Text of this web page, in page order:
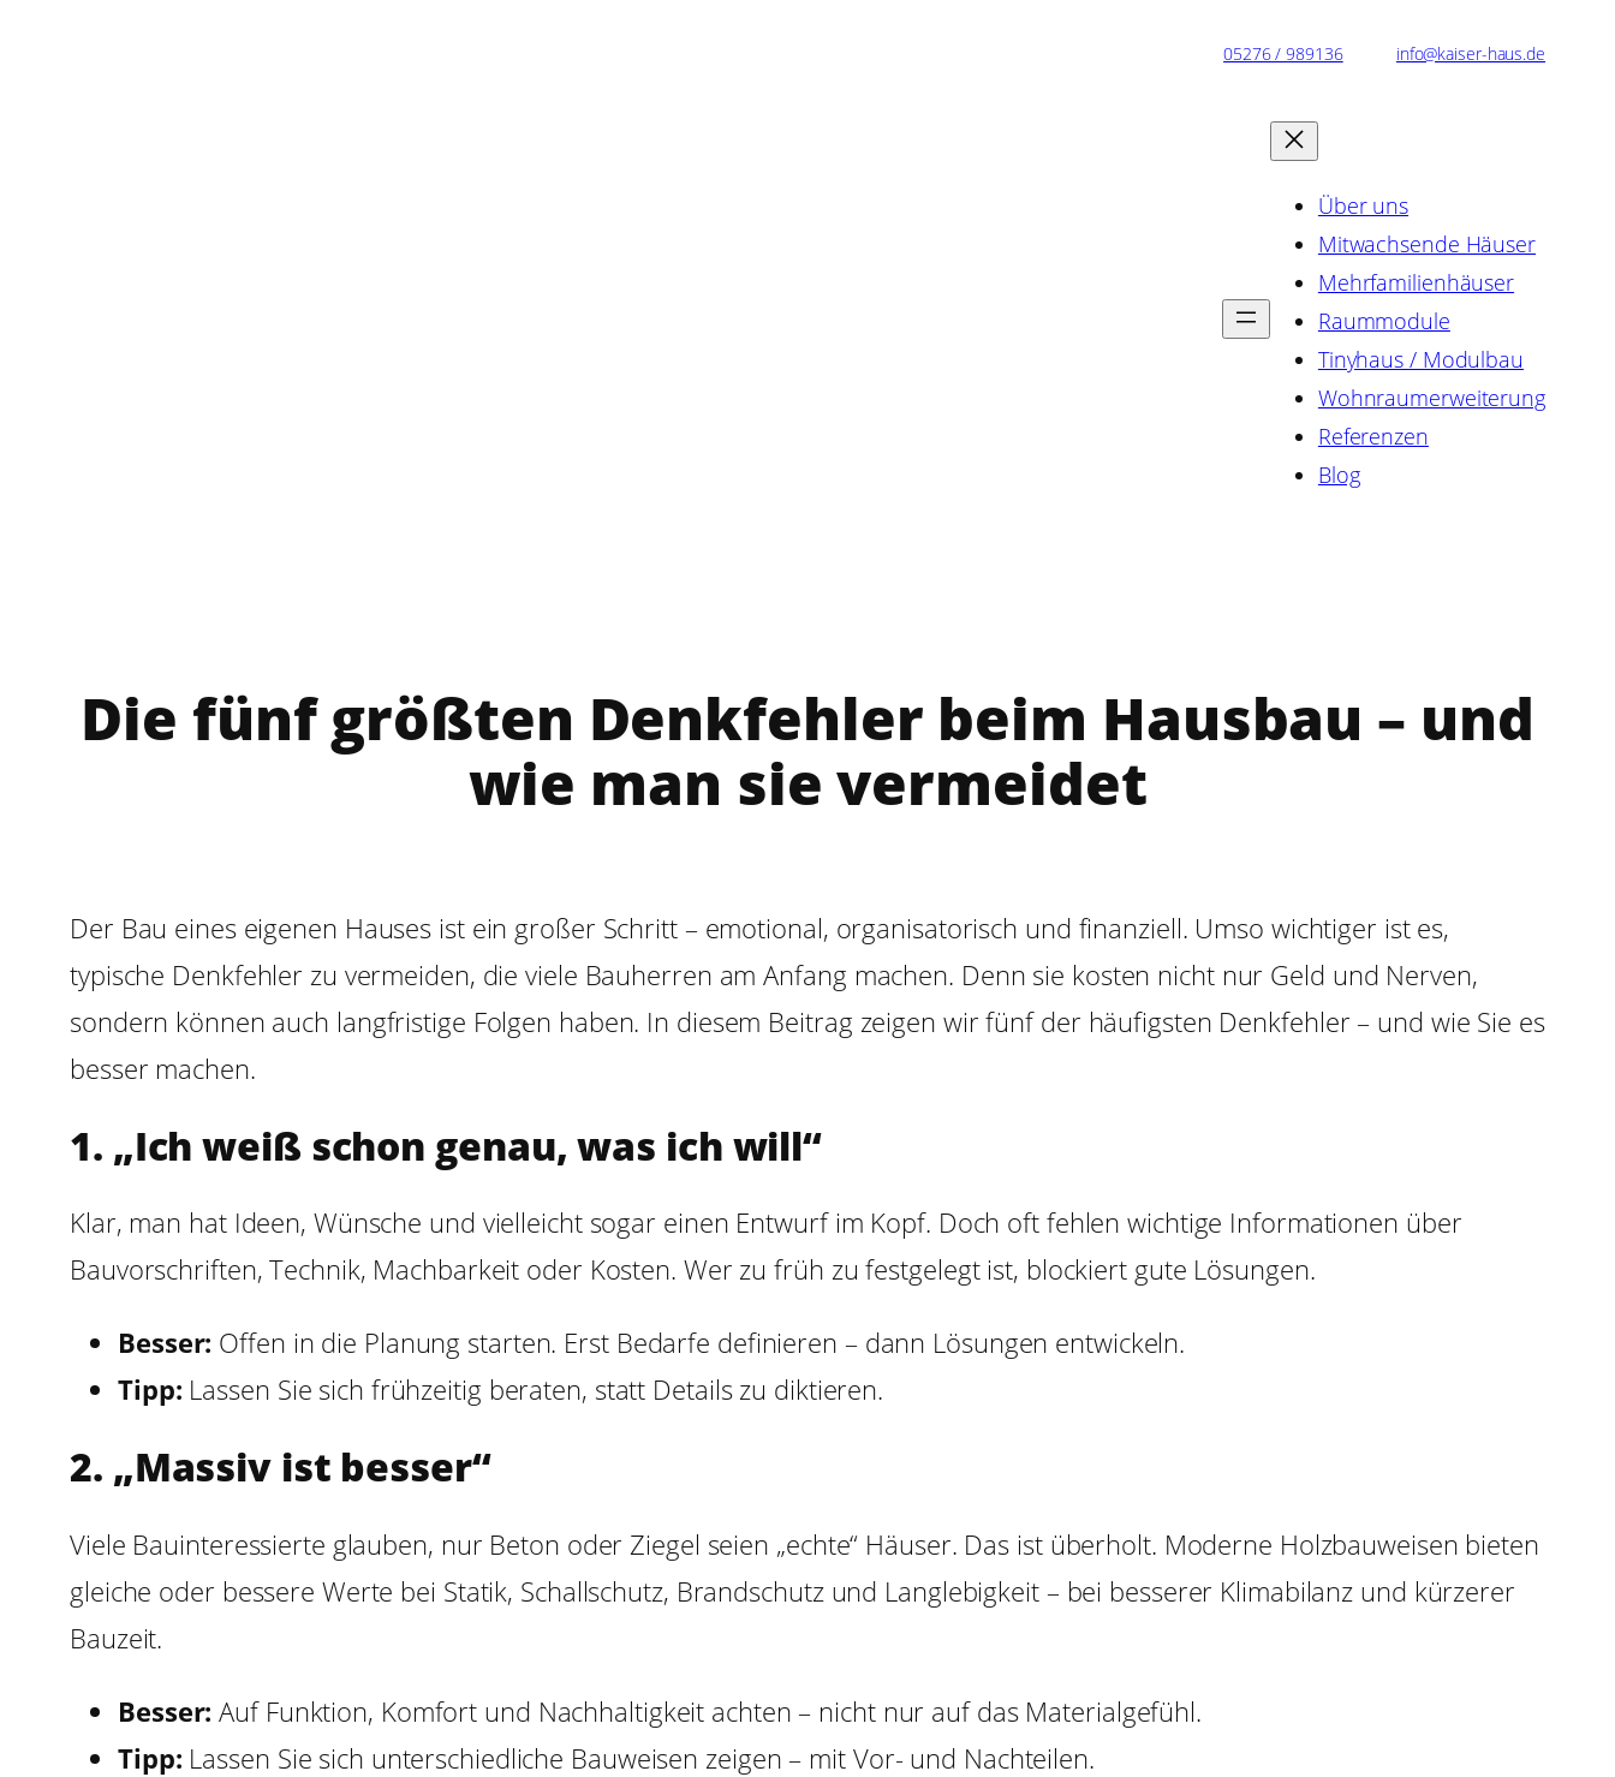
Telefon:05276 / 989136E-Mail: info@kaiser-haus.de
Über uns
Mitwachsende Häuser
Mehrfamilienhäuser
Raummodule
Tinyhaus / Modulbau
Wohnraumerweiterung
Referenzen
Blog
Die fünf größten Denkfehler beim Hausbau – und
wie man sie vermeidet
Der Bau eines eigenen Hauses ist ein großer Schritt – emotional, organisatorisch und finanziell. Umso wichtiger ist es,
typische Denkfehler zu vermeiden, die viele Bauherren am Anfang machen. Denn sie kosten nicht nur Geld und Nerven,
sondern können auch langfristige Folgen haben. In diesem Beitrag zeigen wir fünf der häufigsten Denkfehler – und wie Sie es
besser machen.
1. „Ich weiß schon genau, was ich will“
Klar, man hat Ideen, Wünsche und vielleicht sogar einen Entwurf im Kopf. Doch oft fehlen wichtige Informationen über
Bauvorschriften, Technik, Machbarkeit oder Kosten. Wer zu früh zu festgelegt ist, blockiert gute Lösungen.
Besser: Offen in die Planung starten. Erst Bedarfe definieren – dann Lösungen entwickeln.
Tipp: Lassen Sie sich frühzeitig beraten, statt Details zu diktieren.
2. „Massiv ist besser“
Viele Bauinteressierte glauben, nur Beton oder Ziegel seien „echte“ Häuser. Das ist überholt. Moderne Holzbauweisen bieten
gleiche oder bessere Werte bei Statik, Schallschutz, Brandschutz und Langlebigkeit – bei besserer Klimabilanz und kürzerer
Bauzeit.
Besser: Auf Funktion, Komfort und Nachhaltigkeit achten – nicht nur auf das Materialgefühl.
Tipp: Lassen Sie sich unterschiedliche Bauweisen zeigen – mit Vor- und Nachteilen.